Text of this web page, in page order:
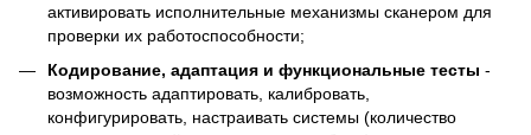
активировать исполнительные механизмы сканером для
проверки их работоспособности;
Кодирование, адаптация и функциональные тесты -
возможность адаптировать, калибровать,
конфигурировать, настраивать системы (количество